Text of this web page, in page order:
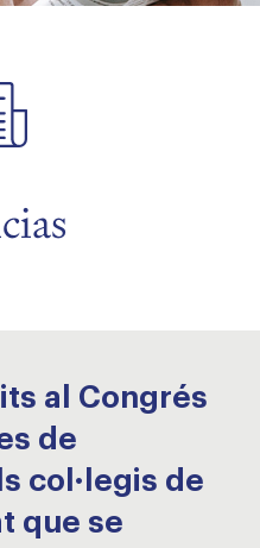
al Congrés
de
col·legis de
que se